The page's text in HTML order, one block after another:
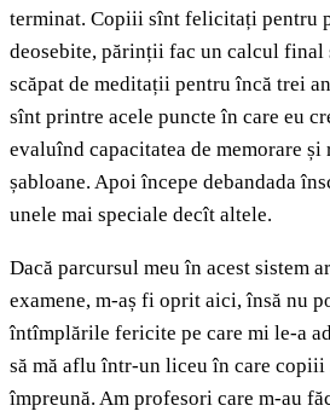
terminat. Copiii sînt felicitați pentru
deosebite, părinții fac un calcul final
scăpat de meditații pentru încă trei
sînt printre acele puncte în care eu
evaluînd capacitatea de memorare și
șabloane. Apoi începe debandada
unele mai speciale decît altele.
Dacă parcursul meu în acest sistem
examene, m-aș fi oprit aici, însă nu
întîmplările fericite pe care mi le-a
să mă aflu într-un liceu în care
împreună. Am profesori care m-au